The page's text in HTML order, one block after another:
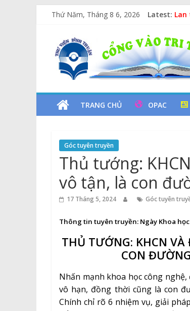
Thứ Năm, Tháng 8 6, 2026 Latest:
Vịt
Các
Thư
Viện
Tỉnh
Bình
Thuận
Cổng
Vào
Tri
TRANG CHỦ OPAC
Góc tuyên truyền
Thủ tướng:
vô tận, là con
17 Tháng 5, 2024 Góc tuyên
Thông tin tuyên truyền: Ngày Khoa
THỦ TƯỚNG: KHCN
CON
Nhấn mạnh khoa học công
vô hạn, đồng thời cũng là con
Chính chỉ rõ 6 nhiệm vụ, giải